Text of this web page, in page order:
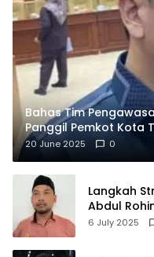
Bahas Tim
Panggil Pemkot Kota
20 June 2025 0
Langkah
Abdul
Pusat
6 July 2025